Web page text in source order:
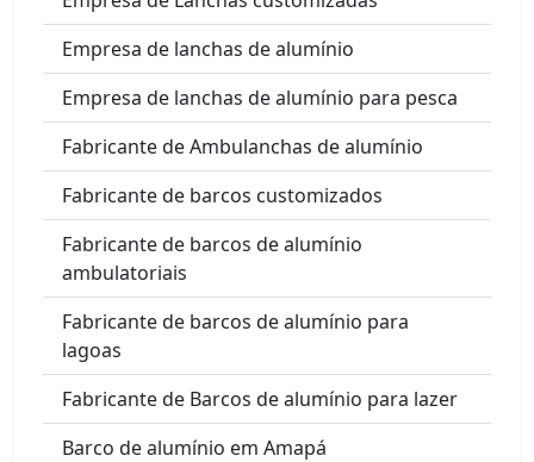
Empresa de lanchas de alumínio
Empresa de lanchas de alumínio para pesca
Fabricante de Ambulanchas de alumínio
Fabricante de barcos customizados
Fabricante de barcos de alumínio
ambulatoriais
Fabricante de barcos de alumínio para
lagoas
Fabricante de Barcos de alumínio para lazer
Barco de alumínio em Amapá